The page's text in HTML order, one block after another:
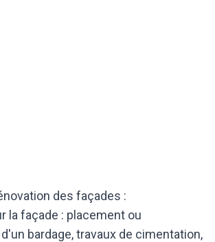
des façades :
la façade : placement ou
bardage, travaux de cimentation,